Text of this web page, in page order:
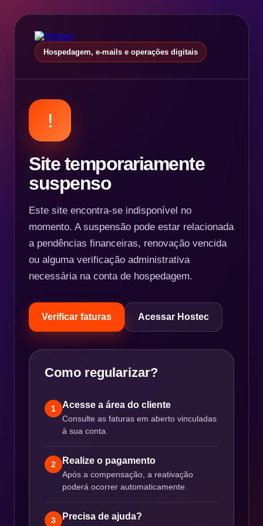
Hospedagem, e-mails e operações digitais
!
Site temporariamente
suspenso
Este site encontra-se indisponível no
momento. A suspensão pode estar relacionada
a pendências financeiras, renovação vencida
ou alguma verificação administrativa
necessária na conta de hospedagem.
Verificar faturas Acessar Hostec
Como regularizar?
1 Acesse a área do cliente
Consulte as faturas em aberto vinculadas
à sua conta.
2 Realize o pagamento
Após a compensação, a reativação
poderá ocorrer automaticamente.
3 Precisa de ajuda?